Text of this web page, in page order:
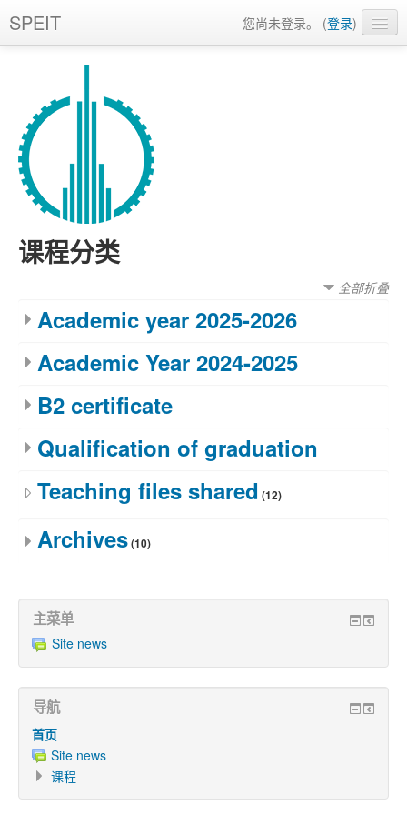
SPEIT 您尚未登录。 (登录)
课程分类
全部折叠
Academic year 2025-2026
Academic Year 2024-2025
B2 certificate
Qualification of graduation
Teaching files shared (12)
Archives(10)
主菜单
Site news
导航
首页
Site news
课程